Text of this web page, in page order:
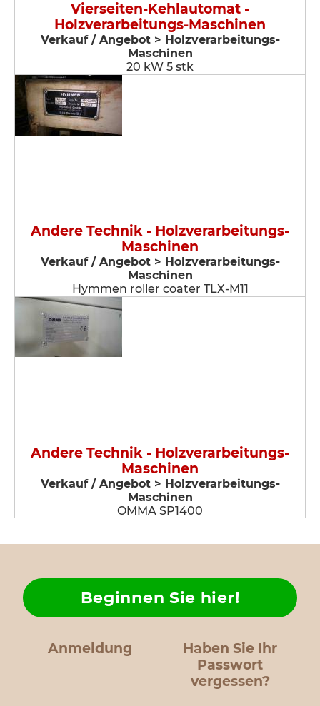
Vierseiten-Kehlautomat -
Holzverarbeitungs-Maschinen
Verkauf / Angebot > Holzverarbeitungs-
Maschinen
20 kW 5 stk
Andere Technik - Holzverarbeitungs-
Maschinen
Verkauf / Angebot > Holzverarbeitungs-
Maschinen
Hymmen roller coater TLX-M11
Andere Technik - Holzverarbeitungs-
Maschinen
Verkauf / Angebot > Holzverarbeitungs-
Maschinen
OMMA SP1400
Anmeldung
Haben Sie Ihr
Passwort
vergessen?
Beginnen Sie hier!